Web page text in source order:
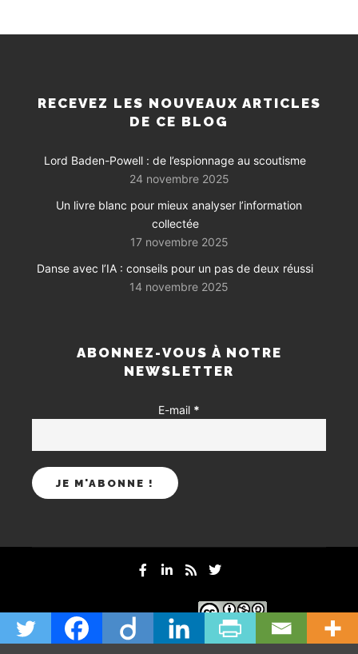
RECEVEZ LES NOUVEAUX ARTICLES
DE CE BLOG
Lord Baden-Powell : de l’espionnage au scoutisme
24 novembre 2025
Un livre blanc pour mieux analyser l’information
collectée
17 novembre 2025
Danse avec l’IA : conseils pour un pas de deux réussi
14 novembre 2025
ABONNEZ-VOUS À NOTRE
NEWSLETTER
E-mail *
mentions-legales